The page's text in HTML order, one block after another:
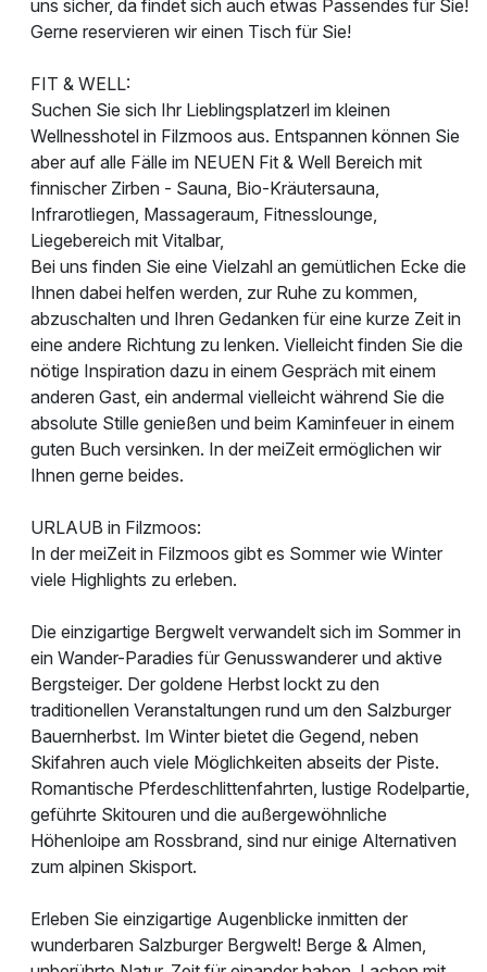
uns sicher, da findet sich auch etwas Passendes für Sie!
Gerne reservieren wir einen Tisch für Sie!
FIT & WELL:
Suchen Sie sich Ihr Lieblingsplatzerl im kleinen
Wellnesshotel in Filzmoos aus. Entspannen können Sie
aber auf alle Fälle im NEUEN Fit & Well Bereich mit
finnischer Zirben - Sauna, Bio-Kräutersauna,
Infrarotliegen, Massageraum, Fitnesslounge,
Liegebereich mit Vitalbar,
Bei uns finden Sie eine Vielzahl an gemütlichen Ecke die
Ihnen dabei helfen werden, zur Ruhe zu kommen,
abzuschalten und Ihren Gedanken für eine kurze Zeit in
eine andere Richtung zu lenken. Vielleicht finden Sie die
nötige Inspiration dazu in einem Gespräch mit einem
anderen Gast, ein andermal vielleicht während Sie die
absolute Stille genießen und beim Kaminfeuer in einem
guten Buch versinken. In der meiZeit ermöglichen wir
Ihnen gerne beides.
URLAUB in Filzmoos:
In der meiZeit in Filzmoos gibt es Sommer wie Winter
viele Highlights zu erleben.
Die einzigartige Bergwelt verwandelt sich im Sommer in
ein Wander-Paradies für Genusswanderer und aktive
Bergsteiger. Der goldene Herbst lockt zu den
traditionellen Veranstaltungen rund um den Salzburger
Bauernherbst. Im Winter bietet die Gegend, neben
Skifahren auch viele Möglichkeiten abseits der Piste.
Romantische Pferdeschlittenfahrten, lustige Rodelpartie,
geführte Skitouren und die außergewöhnliche
Höhenloipe am Rossbrand, sind nur einige Alternativen
zum alpinen Skisport.
Erleben Sie einzigartige Augenblicke inmitten der
wunderbaren Salzburger Bergwelt! Berge & Almen,